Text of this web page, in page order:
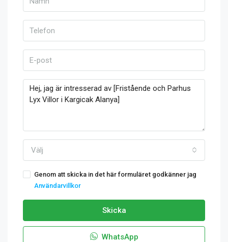
Välj
Genom att skicka in det här formuläret godkänner jag
Användarvillkor
Skicka
WhatsApp